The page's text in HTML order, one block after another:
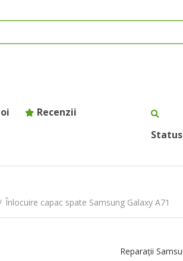
Recenzii
Înlocuire capac spate Samsung Galaxy A71
Reparații